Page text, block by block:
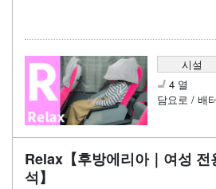
시설
4 열
담요로 / 배
Relax【후방에리아｜여성 전
석】